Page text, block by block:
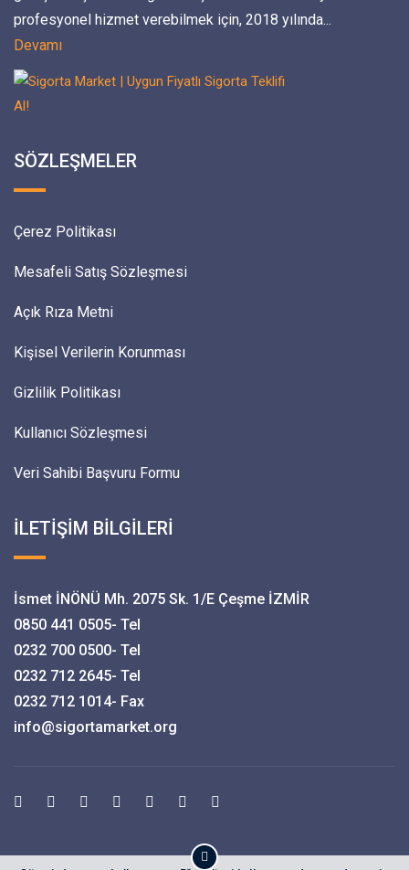
profesyonel hizmet verebilmek için, 2018 yılında...
Devamı
SÖZLEŞMELER
Çerez Politikası
Mesafeli Satış Sözleşmesi
Açık Rıza Metni
Kişisel Verilerin Korunması
Gizlilik Politikası
Kullanıcı Sözleşmesi
Veri Sahibi Başvuru Formu
İLETİŞİM BİLGİLERİ
İsmet İNÖNÜ Mh. 2075 Sk. 1/E Çeşme İZMİR
0850 441 0505- Tel
0232 700 0500- Tel
0232 712 2645- Tel
0232 712 1014- Fax
info@sigortamarket.org